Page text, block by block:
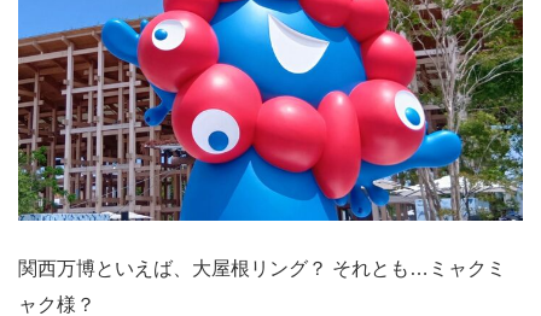
関西万博といえば、大屋根リング？ それとも…ミャクミ
ャク様？